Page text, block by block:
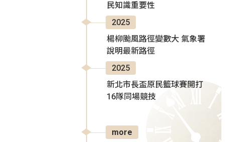
民知識重要性
2025
楊柳颱風路徑變數大 氣象署
說明最新路徑
2025
新北市長盃原民籃球賽開打
16隊同場競技
more